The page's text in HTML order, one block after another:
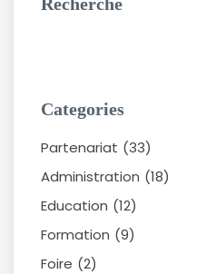
Categories
Partenariat (33)
Administration (18)
Education (12)
Formation (9)
Foire (2)